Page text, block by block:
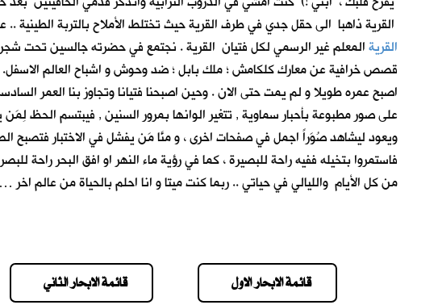
القرية ذاهبا الى حقل جدي في طرف القرية حيث تختلط الأملاح بالتربة
القريةالمعلم غير الرسمي لكل فتيان القرية . نجتمع في حضرته جالسين تحت
قصص خرافية عن معارك كلكامش ؛ ملك بابل ؛ ضد وحوش و اشباح العالم الاسفل.
اصبح عمره طويلا و لم يمت حتى الان . وحين اصبحنا فتيانا وتجاوز بنا العمر
على صور مطبوعة بأحبار سماوية , تتغير الوانها بمرور السنين , فيبتسم الحظ
ويعود ليشاهد صُوَراً اجمل في صفحات اخرى ، و منَّا مَن يفشل في الاختبار فتصبح
فاستمروا بتخيله ففيه راحة للبصيرة ، كما في رؤية ماء النهر او افق البحر
من كل الأيام والليالي في حياتي .. ربما كنت ميتا و انا احلم بالحياة من عالم
قائمة الابحار الثاني قائمة الابحار الاول